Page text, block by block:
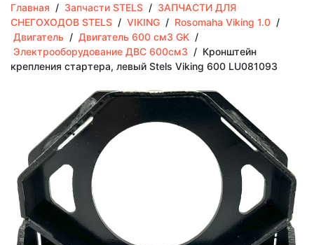
Главная / Запчасти STELS / ЗАПЧАСТИ ДЛЯ
СНЕГОХОДОВ STELS / VIKING / Rosomaha Viking 1.0 /
Двигатель / Двигатель 600 см3 GK /
Электрооборудование ДВС 600см3 / Кронштейн
крепления стартера, левый Stels Viking 600 LU081093